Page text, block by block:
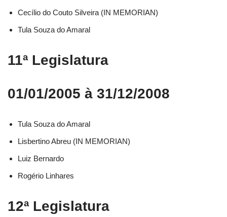
Cecílio do Couto Silveira (IN MEMORIAN)
Tula Souza do Amaral
11ª Legislatura
01/01/2005 à 31/12/2008
Tula Souza do Amaral
Lisbertino Abreu (IN MEMORIAN)
Luiz Bernardo
Rogério Linhares
12ª Legislatura